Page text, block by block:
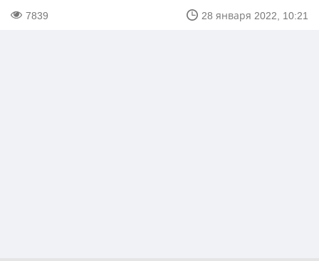
7839 28 января 2022, 10:21